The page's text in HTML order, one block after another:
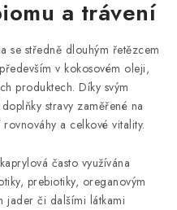
a trávení
se středně dlouhým řetězcem
v kokosovém oleji,
produktech. Díky svým
stravy zaměřené na
a celkové vitality.
často využívána
prebiotiky, oreganovým
jader či dalšími látkami